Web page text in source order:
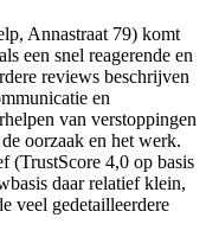
Annastraat 79) komt
een snel reagerende en
reviews beschrijven
en
van verstoppingen
oorzaak en het werk.
(TrustScore 4,0 op basis
daar relatief klein,
veel gedetailleerdere